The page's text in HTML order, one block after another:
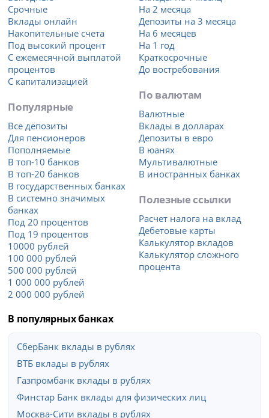
Срочные
Вклады онлайн
Накопительные счета
Под высокий процент
С ежемесячной выплатой
процентов
С капитализацией
Популярные
Все депозиты
Для пенсионеров
Пополняемые
В топ-10 банков
В топ-20 банков
В государственных банках
В системно значимых
банках
Под 20 процентов
Под 19 процентов
10000 рублей
100 000 рублей
500 000 рублей
1 000 000 рублей
2 000 000 рублей
На 2 месяца
Депозиты на 3 месяца
На 6 месяцев
На 1 год
Краткосрочные
До востребования
По валютам
Валютные
Вклады в долларах
Депозиты в евро
В юанях
Мультивалютные
В иностранных банках
Полезные ссылки
Расчет налога на вклад
Дебетовые карты
Калькулятор вкладов
Калькулятор сложного
процента
В популярных банках
СберБанк вклады в рублях
ВТБ вклады в рублях
Газпромбанк вклады в рублях
Финстар Банк вклады для физических лиц
Москва-Сити вклады в рублях